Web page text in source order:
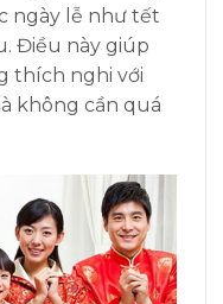
ngày lễ như tết
Điều này giúp
thích nghi với
không cần quá